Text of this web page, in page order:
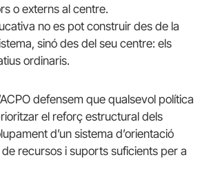
o externs al centre.
no es pot construir des de la
sinó des del seu centre: els
ordinaris.
defensem que qualsevol política
el reforç estructural dels
d’un sistema d’orientació
recursos i suports suficients per a